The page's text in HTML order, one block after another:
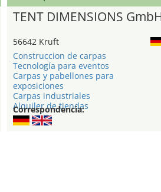
TENT DIMENSIONS
56642 Kruft
Construccion de carpas
Tecnología para eventos
Carpas y pabellones para
exposiciones
Carpas industriales
Alquiler de tiendas
Correspondencia: